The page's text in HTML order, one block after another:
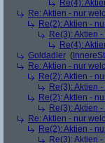
Re(4):
Re: Aktien - nur
Re(2): Aktien -
Re(3): Aktien
Re(4):
Goldadler (
Re: Aktien - nur
Re(2): Aktien -
Re(3): Aktien
Re(2): Aktien -
Re(3): Aktien
Re: Aktien - nur
Re(2): Aktien -
Re(3): Aktien